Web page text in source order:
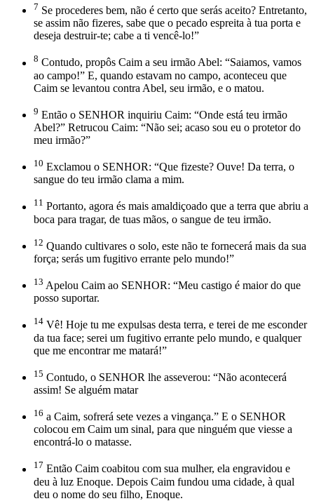
7 Se procederes bem, não é certo que serás aceito? Entretanto,
se assim não fizeres, sabe que o pecado espreita à tua porta e
deseja destruir-te; cabe a ti vencê-lo!”
8 Contudo, propôs Caim a seu irmão Abel: “Saiamos, vamos
ao campo!” E, quando estavam no campo, aconteceu que
Caim se levantou contra Abel, seu irmão, e o matou.
9 Então o SENHOR inquiriu Caim: “Onde está teu irmão
Abel?” Retrucou Caim: “Não sei; acaso sou eu o protetor do
meu irmão?”
10 Exclamou o SENHOR: “Que fizeste? Ouve! Da terra, o
sangue do teu irmão clama a mim.
11 Portanto, agora és mais amaldiçoado que a terra que abriu a
boca para tragar, de tuas mãos, o sangue de teu irmão.
12 Quando cultivares o solo, este não te fornecerá mais da sua
força; serás um fugitivo errante pelo mundo!”
13 Apelou Caim ao SENHOR: “Meu castigo é maior do que
posso suportar.
14 Vê! Hoje tu me expulsas desta terra, e terei de me esconder
da tua face; serei um fugitivo errante pelo mundo, e qualquer
que me encontrar me matará!”
15 Contudo, o SENHOR lhe asseverou: “Não acontecerá
assim! Se alguém matar
16 a Caim, sofrerá sete vezes a vingança.” E o SENHOR
colocou em Caim um sinal, para que ninguém que viesse a
encontrá-lo o matasse.
17 Então Caim coabitou com sua mulher, ela engravidou e
deu à luz Enoque. Depois Caim fundou uma cidade, à qual
deu o nome do seu filho, Enoque.